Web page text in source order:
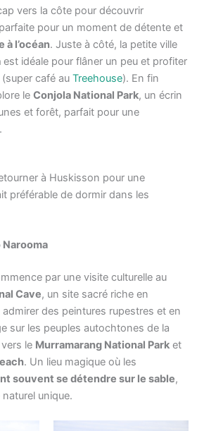
vers la côte pour découvrir
pour un moment de détente et
l’océan. Juste à côté, la petite ville
est idéale pour flâner un peu et profiter
(super café auTreehouse). En fin
leConjola National Park, un écrin
et forêt, parfait pour une
à Huskisson pour une
préférable de dormir dans les
Narooma
par une visite culturelle au
Cave, un site sacré riche en
admirer des peintures rupestres et en
sur les peuples autochtones de la
le Murramarang National Park et
. Un lieu magique où les
souvent se détendre sur le sable,
unique.